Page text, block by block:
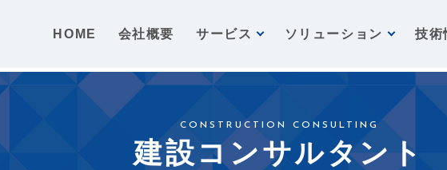
HOME 会社概要 サービス ソリューション 技術
CONSTRUCTION CONSULTING
建設コンサルタント